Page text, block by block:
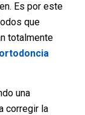
Es por este
que
totalmente
ortodoncia
una
corregir la